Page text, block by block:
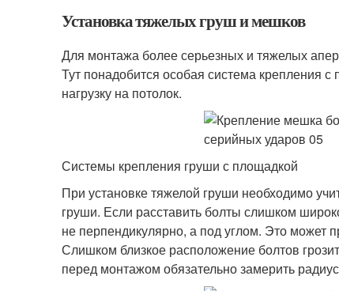
Установка тяжелых груш и мешков
Для монтажа более серьезных и тяжелых
Тут понадобится особая система крепления
нагрузку на потолок.
Системы крепления груши с площадкой
При установке тяжелой груши необходимо
груши. Если расставить болты слишком
не перпендикулярно, а под углом. Это может
Слишком близкое расположение болтов
перед монтажом обязательно замерить